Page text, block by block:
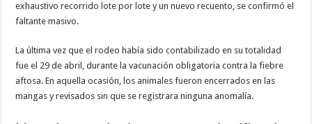
exhaustivo recorrido lote por lote y un nuevo recuento, se confirmó el
faltante masivo.
La última vez que el rodeo había sido contabilizado en su totalidad
fue el 29 de abril, durante la vacunación obligatoria contra la fiebre
aftosa. En aquella ocasión, los animales fueron encerrados en las
mangas y revisados sin que se registrara ninguna anomalía.